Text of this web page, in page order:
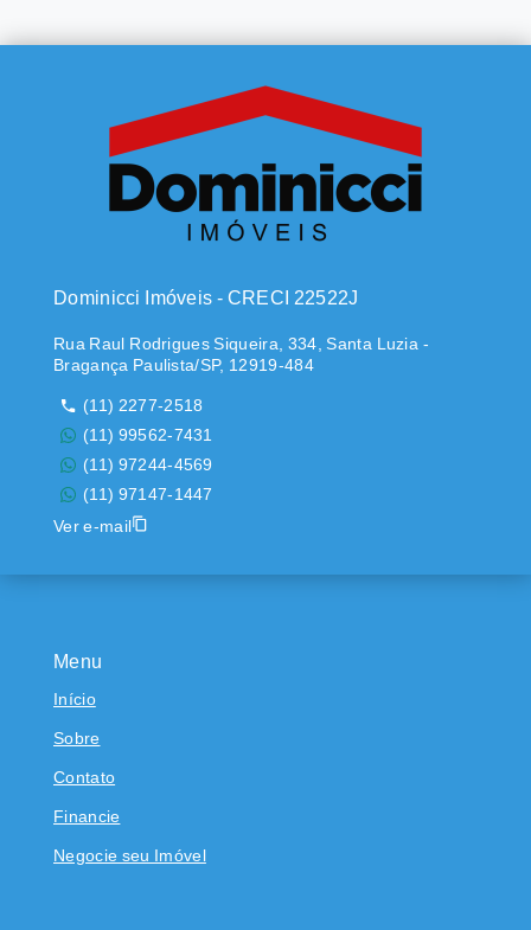
Menu
Início
Sobre
Contato
Financie
Negocie seu Imóvel
Dominicci Imóveis - CRECI 22522J
Rua Raul Rodrigues Siqueira, 334, Santa Luzia -
Bragança Paulista/SP, 12919-484
(11) 2277-2518
(11) 99562-7431
(11) 97244-4569
(11) 97147-1447
Ver e-mail